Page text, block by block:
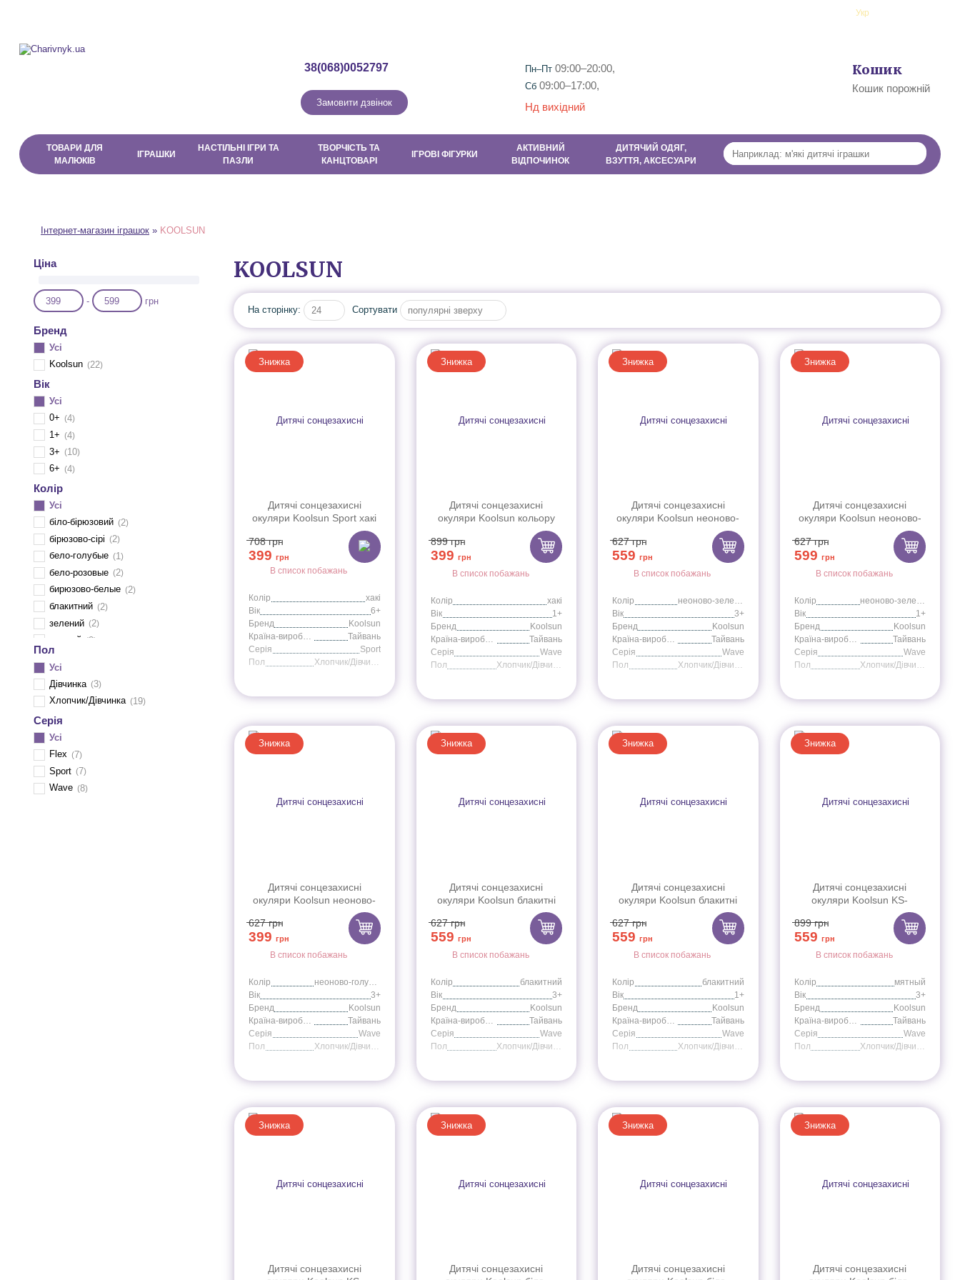
Укр
38(068)0052797
Замовити дзвінок
Пн–Пт 09:00–20:00,
Сб 09:00–17:00,
Нд вихідний
Кошик
Кошик порожній
ТОВАРИ ДЛЯ
МАЛЮКІВ
ІГРАШКИ
НАСТІЛЬНІ ІГРИ ТА
ПАЗЛИ
ТВОРЧІСТЬ ТА
КАНЦТОВАРІ
ІГРОВІ ФІГУРКИ
АКТИВНИЙ
ВІДПОЧИНОК
ДИТЯЧИЙ ОДЯГ,
ВЗУТТЯ, АКСЕСУАРИ
Інтернет-магазин іграшок » KOOLSUN
Ціна
- грн
Бренд
Усі
Koolsun
22
Вік
Усі
0+
4
1+
4
3+
10
6+
4
Колір
Усі
біло-бірюзовий
2
бірюзово-сірі
2
бело-голубые
1
бело-розовые
2
бирюзово-белые
2
блакитний
2
зелений
2
мятный
2
неоново-голубой
неоново-зеленый
розовий
1
хакі
Пол
Усі
Дівчинка
3
Хлопчик/Дівчинка
19
Серія
Усі
Flex
7
Sport
7
Wave
8
KOOLSUN
На сторінку: 24 Сортувати популярні зверху
Знижка
Дитячі сонцезахисні
окуляри Koolsun Sport хакі
708грн
399 грн
В список побажань
Колір
хакі
Вік
6+
Бренд
Koolsun
Тайвань
Серія
Sport
Пол
Знижка
Дитячі сонцезахисні
окуляри Koolsun кольору
хакі серії Wave (Розмір: 1+)
899грн
399 грн
В список побажань
Колір
хакі
Вік
1+
Бренд
Koolsun
Країна-виробник
Тайвань
Серія
Wave
Пол
Знижка
Дитячі сонцезахисні
окуляри Koolsun неоново-
зелені серії Wave (Розмір:
627грн
559 грн
В список побажань
Колір
Вік
3+
Бренд
Koolsun
Тайвань
Серія
Wave
Пол
Знижка
Дитячі сонцезахисні
окуляри Koolsun неоново-
зелені серії Wave (Розмір:
627грн
599 грн
В список побажань
Колір
Вік
1+
Бренд
Koolsun
Країна-виробник
Тайвань
Серія
Wave
Пол
Знижка
Дитячі сонцезахисні
окуляри Koolsun неоново-
блакитні серії Wave (Розмір:
627грн
399 грн
В список побажань
Колір
неоново-голубой
Вік
3+
Бренд
Koolsun
Країна-виробник
Тайвань
Серія
Wave
Пол
Хлопчик/Дівчинка
Знижка
Дитячі сонцезахисні
окуляри Koolsun блакитні
серії Wave (Розмір: 3+)
627грн
559 грн
В список побажань
Колір
блакитний
Вік
3+
Бренд
Koolsun
Країна-виробник
Тайвань
Серія
Wave
Пол
Хлопчик/Дівчинка
Знижка
Дитячі сонцезахисні
окуляри Koolsun блакитні
серії Wave (Розмір: 1+)
627грн
559 грн
В список побажань
Колір
блакитний
Вік
1+
Бренд
Koolsun
Країна-виробник
Тайвань
Серія
Wave
Пол
Хлопчик/Дівчинка
Знижка
Дитячі сонцезахисні
окуляри Koolsun KS-
WABA003 м"ятного кольору
серії Wave (Розмір: 3+)
899грн
559 грн
В список побажань
Колір
мятный
Вік
3+
Бренд
Koolsun
Країна-виробник
Тайвань
Серія
Wave
Пол
Хлопчик/Дівчинка
Знижка
Дитячі сонцезахисні
Знижка
Дитячі сонцезахисні
Знижка
Дитячі сонцезахисні
Знижка
Дитячі сонцезахисні